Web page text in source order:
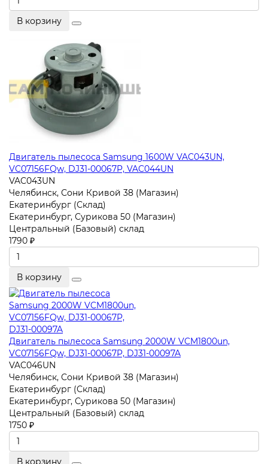
В корзину
Двигатель пылесоса Samsung 1600W VAC043UN,
VC07156FQw, DJ31-00067P, VAC044UN
VAC043UN
Челябинск, Сони Кривой 38 (Магазин)
Екатеринбург (Склад)
Екатеринбург, Сурикова 50 (Магазин)
Центральный (Базовый) склад
1790 ₽
В корзину
Двигатель пылесоса Samsung 2000W VCM1800un,
VC07156FQw, DJ31-00067P, DJ31-00097A
VAC046UN
Челябинск, Сони Кривой 38 (Магазин)
Екатеринбург (Склад)
Екатеринбург, Сурикова 50 (Магазин)
Центральный (Базовый) склад
1750 ₽
В корзину